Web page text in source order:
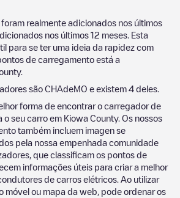
realmente adicionados nos últimos
nos últimos 12 meses. Esta
para se ter uma ideia da rapidez com
de carregamento está a
.
são CHAdeMO e existem 4 deles.
forma de encontrar o carregador de
o seu carro em Kiowa County. Os nossos
também incluem imagen se
pela nossa empenhada comunidade
que classificam os pontos de
informações úteis para criar a melhor
de carros elétricos. Ao utilizar
móvel ou mapa da web, pode ordenar os